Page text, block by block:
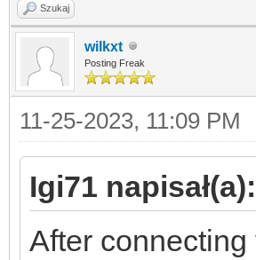
Szukaj
wilkxt
Posting Freak
11-25-2023, 11:09 PM
Igi71 napisał(a):
After